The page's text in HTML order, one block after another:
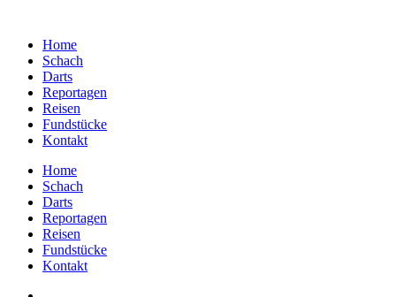
Home
Schach
Darts
Reportagen
Reisen
Fundstücke
Kontakt
Home
Schach
Darts
Reportagen
Reisen
Fundstücke
Kontakt